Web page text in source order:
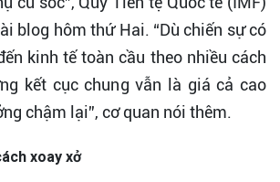
blog hôm thứ Hai. “Dù chiến sự có
kinh tế toàn cầu theo nhiều cách
kết cục chung vẫn là giá cả cao
chậm lại”, cơ quan nói thêm.
xoay xở